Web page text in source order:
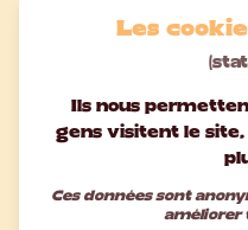
Les
Ils nous
gens visitent le site,
Ces données sont
améliorer